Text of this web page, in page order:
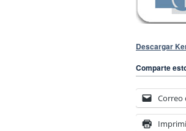
Descargar
Comparte
Correo